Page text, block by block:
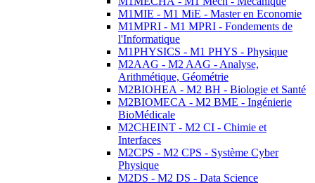
M1MIE - M1 MiE - Master en Economie
M1MPRI - M1 MPRI - Fondements de
l'Informatique
M1PHYSICS - M1 PHYS - Physique
M2AAG - M2 AAG - Analyse,
Arithmétique, Géométrie
M2BIOHEA - M2 BH - Biologie et Santé
M2BIOMECA - M2 BME - Ingénierie
BioMédicale
M2CHEINT - M2 CI - Chimie et
Interfaces
M2CPS - M2 CPS - Système Cyber
Physique
M2DS - M2 DS - Data Science